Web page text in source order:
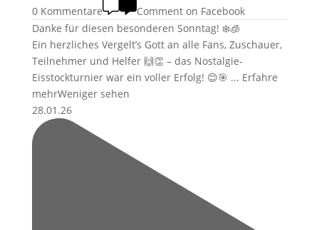
0 Kommentare
Comment on Facebook
Danke für diesen besonderen Sonntag! ❄️🧊
Ein herzliches Vergelt’s Gott an alle Fans, Zuschauer,
Teilnehmer und Helfer 🙌👏 – das Nostalgie-
Eisstockturnier war ein voller Erfolg! 😊🎯 ... Erfahre
mehrWeniger sehen
28.01.26